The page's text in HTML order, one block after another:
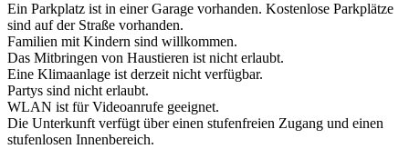
Ein Parkplatz ist in einer Garage vorhanden. Kostenlose Parkplätze
sind auf der Straße vorhanden.
Familien mit Kindern sind willkommen.
Das Mitbringen von Haustieren ist nicht erlaubt.
Eine Klimaanlage ist derzeit nicht verfügbar.
Partys sind nicht erlaubt.
WLAN ist für Videoanrufe geeignet.
Die Unterkunft verfügt über einen stufenfreien Zugang und einen
stufenlosen Innenbereich.